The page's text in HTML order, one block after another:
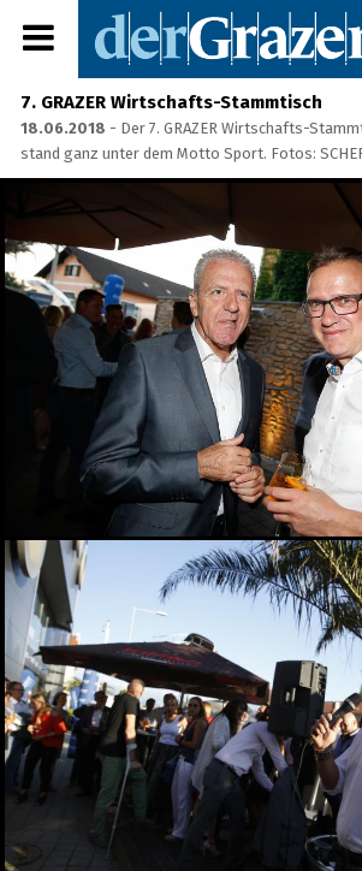
7. GRAZER Wirtschafts-Stammtisch
18.06.2018 - Der 7. GRAZER Wirtschafts-
stand ganz unter dem Motto Sport. Fotos:
Share Album:
ANMELDEN
IMPRESSUM
Ein Frühstück für die
Annenstraße - Das vierte
Annenfrühstück
22.07.2026
Seit 50 Jahren steht
Starkoch Johann Lafer in
der Küche
22.07.2026
Spiel, Spaß und Lernen in
der Kinderstadt Bibongo
14.07.2026
Die Grüne Nacht des
steirischen Tourismus
09.07.2026
Sommerfest der
Industriellenvereinigung